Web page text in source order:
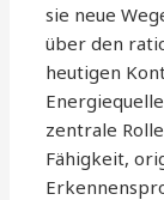
sie neue
über den
heutigen
zentrale
Fähigkeit,